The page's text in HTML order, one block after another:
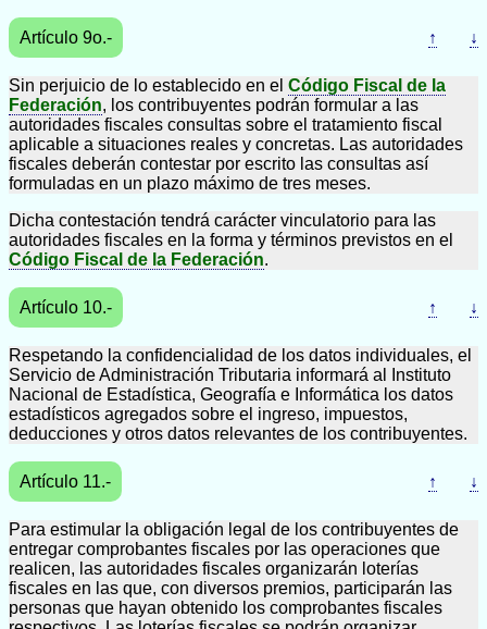
Artículo 9o.- ↑ ↓
Sin perjuicio de lo establecido en el Código Fiscal de la
Federación, los contribuyentes podrán formular a las
autoridades fiscales consultas sobre el tratamiento fiscal
aplicable a situaciones reales y concretas. Las autoridades
fiscales deberán contestar por escrito las consultas así
formuladas en un plazo máximo de tres meses.
Dicha contestación tendrá carácter vinculatorio para las
autoridades fiscales en la forma y términos previstos en el
Código Fiscal de la Federación.
Artículo 10.- ↑ ↓
Respetando la confidencialidad de los datos individuales, el
Servicio de Administración Tributaria informará al Instituto
Nacional de Estadística, Geografía e Informática los datos
estadísticos agregados sobre el ingreso, impuestos,
deducciones y otros datos relevantes de los contribuyentes.
Artículo 11.- ↑ ↓
Para estimular la obligación legal de los contribuyentes de
entregar comprobantes fiscales por las operaciones que
realicen, las autoridades fiscales organizarán loterías
fiscales en las que, con diversos premios, participarán las
personas que hayan obtenido los comprobantes fiscales